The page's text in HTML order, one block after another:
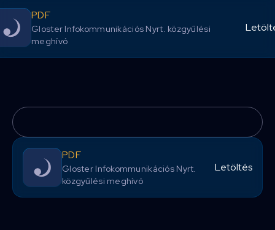
PDF
Gloster Infokommunikációs Nyrt. közgyűlési
meghívó
PDF
Gloster Infokommunikációs Nyrt.
közgyűlési meghívó
Letöltés